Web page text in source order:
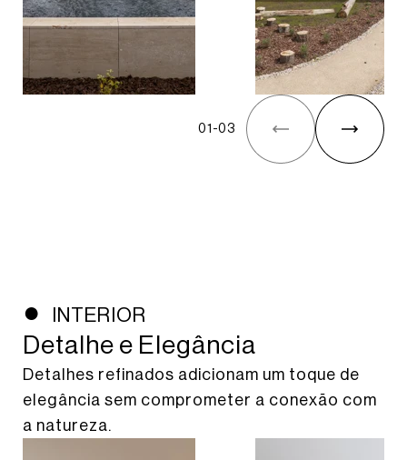
01 -03
INTERIOR
Detalhe e Elegância
Detalhes refinados adicionam um toque de
elegância sem comprometer a conexão com
a natureza.